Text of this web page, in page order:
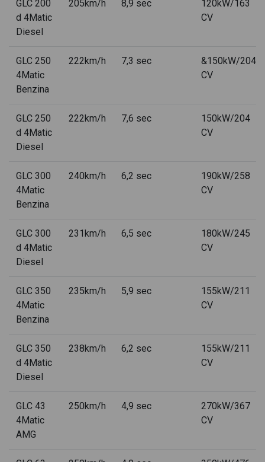
Mercedes GLC 450 d mhev amg line premium plus 4matic
Mercedes GLC 4MATIC con tecnologia EQ
Mercedes GLC amg line advanced plus 4matic
Mercedes GLC d 4M Mild Hyb. AMG ADVANCED
Mercedes GLC d amg line advanced plus 4matic auto
Mercedes GLC d amg line premium 4matic auto
GLC 200
d 4Matic
Diesel
205km/h 8,9 sec
120kW/163
CV
GLC 250
4Matic
Benzina
222km/h 7,3 sec
&150kW/204
CV
GLC 250
d 4Matic
Diesel
222km/h 7,6 sec
150kW/204
CV
GLC 300
4Matic
Benzina
240km/h 6,2 sec
190kW/258
CV
GLC 300
d 4Matic
Diesel
231km/h 6,5 sec
180kW/245
CV
GLC 350
4Matic
Benzina
235km/h 5,9 sec
155kW/211
CV
GLC 350
d 4Matic
Diesel
238km/h 6,2 sec
155kW/211
CV
GLC 43
4Matic
AMG
250km/h 4,9 sec
270kW/367
CV